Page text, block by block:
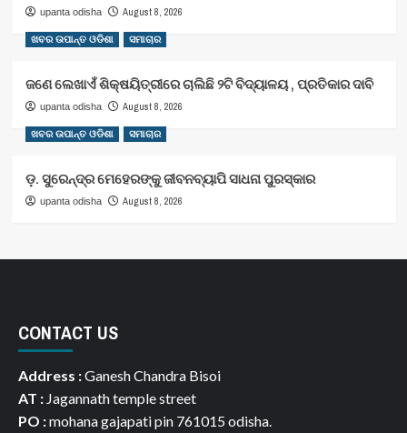
upanta odisha August 8, 2026
ଖବର ଉପାନ୍ତ ଓଡିଶା ସମାଚାର
ଜଣେ ଲେଖାଏଁ ଶିକ୍ଷୟିତ୍ରୀରେ ଚାଲିଛି ୨ଟି ବିଦ୍ୟାଳୟ , ପ୍ରତିକାର ଦାବି
upanta odisha August 8, 2026
ଖବର ଉପାନ୍ତ ଓଡିଶା ସମାଚାର
ଡ଼. ସୁରେନ୍ଦ୍ର ମେହେରଙ୍କୁ ଜୀବନବ୍ୟାପି ସାଧନା ପୁରସ୍କାର
upanta odisha August 8, 2026
CONTACT US
Address :Ganesh Chandra Bisoi
AT : Jagannath temple street
PO :mohana gajapati pin 761015 odisha.